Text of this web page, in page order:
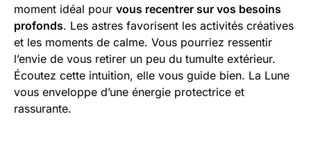
moment idéal pour vous recentrer sur vos besoins
profonds. Les astres favorisent les activités créatives
et les moments de calme. Vous pourriez ressentir
l’envie de vous retirer un peu du tumulte extérieur.
Écoutez cette intuition, elle vous guide bien. La Lune
vous enveloppe d’une énergie protectrice et
rassurante.